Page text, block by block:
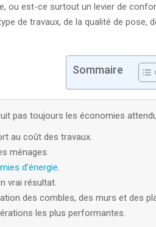
ou est-ce surtout un levier de
de travaux, de la qualité de
Sommaire
pas toujours les économies
au coût des travaux.
ménages.
d’énergie
vrai résultat.
des combles, des murs et des
les plus performantes.